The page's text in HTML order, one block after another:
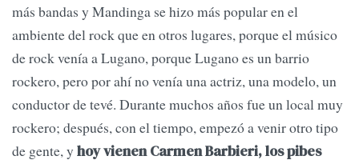
más bandas y Mandinga se hizo más popular en el
ambiente del rock que en otros lugares, porque el músico
de rock venía a Lugano, porque Lugano es un barrio
rockero, pero por ahí no venía una actriz, una modelo, un
conductor de tevé. Durante muchos años fue un local muy
rockero; después, con el tiempo, empezó a venir otro tipo
de gente, y hoy vienen Carmen Barbieri, los pibes